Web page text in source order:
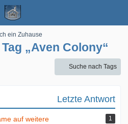
ein Zuhause
„Aven Colony“
Suche nach Tags
Letzte Antwort
auf weitere
1